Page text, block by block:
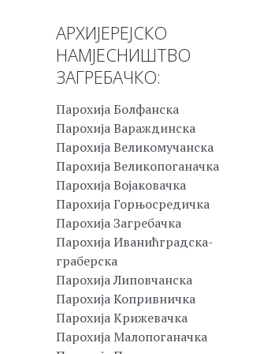
АРХИЈЕРЕЈСКО
НАМЈЕСНИШТВО
ЗАГРЕБАЧКО:
Парохија Болфанска
Парохија Вараждинска
Парохија Великомучанска
Парохија Великопоганачка
Парохија Војаковачка
Парохија Горњосредичка
Парохија Загребачка
Парохија Иванићградска-
граберска
Парохија Липовчанска
Парохија Копривничка
Парохија Крижевачка
Парохија Малопоганачка